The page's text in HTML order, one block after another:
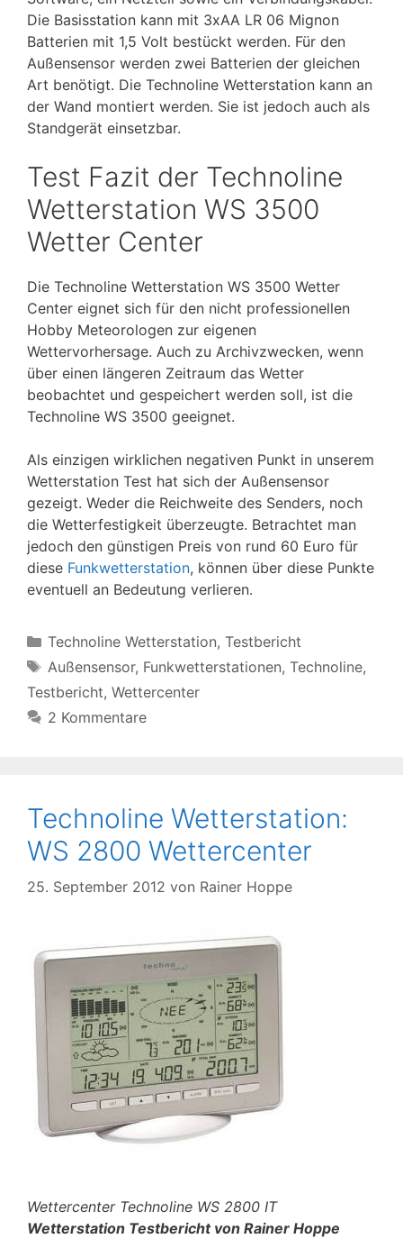
Die Basisstation kann mit 3xAA LR 06 Mignon
Batterien mit 1,5 Volt bestückt werden. Für den
Außensensor werden zwei Batterien der gleichen
Art benötigt. Die Technoline Wetterstation kann an
der Wand montiert werden. Sie ist jedoch auch als
Standgerät einsetzbar.
Test Fazit der Technoline
Wetterstation WS 3500
Wetter Center
Die Technoline Wetterstation WS 3500 Wetter
Center eignet sich für den nicht professionellen
Hobby Meteorologen zur eigenen
Wettervorhersage. Auch zu Archivzwecken, wenn
über einen längeren Zeitraum das Wetter
beobachtet und gespeichert werden soll, ist die
Technoline WS 3500 geeignet.
Als einzigen wirklichen negativen Punkt in unserem
Wetterstation Test hat sich der Außensensor
gezeigt. Weder die Reichweite des Senders, noch
die Wetterfestigkeit überzeugte. Betrachtet man
jedoch den günstigen Preis von rund 60 Euro für
diese Funkwetterstation, können über diese Punkte
eventuell an Bedeutung verlieren.
Kategorien
Technoline Wetterstation, Testbericht
Schlagwörter
Außensensor, Funkwetterstationen, Technoline,
Testbericht, Wettercenter
2 Kommentare
Technoline Wetterstation:
WS 2800 Wettercenter
25. September 2012 von Rainer Hoppe
Wettercenter Technoline WS 2800 IT
Wetterstation Testbericht von Rainer Hoppe